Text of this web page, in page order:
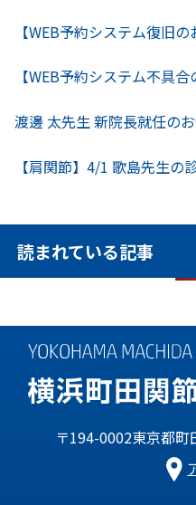
【WEB予約システム復旧の
【WEB予約システム不具合
渡邊 太先生 新院長就任の
【肩関節】4/1 歌島先生の
読まれている記事
〒194-0002東京都